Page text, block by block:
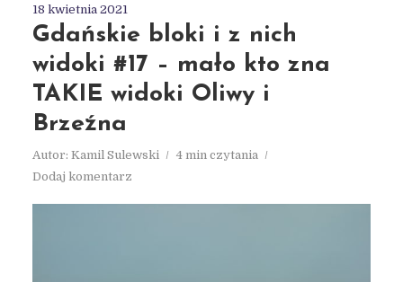
18 kwietnia 2021
Gdańskie bloki i z nich
widoki #17 – mało kto zna
TAKIE widoki Oliwy i
Brzeźna
Autor: Kamil Sulewski
4 min czytania
Dodaj komentarz